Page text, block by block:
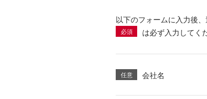
以下のフォームに入力後
必須 は必ず入力してく
任意 会社名